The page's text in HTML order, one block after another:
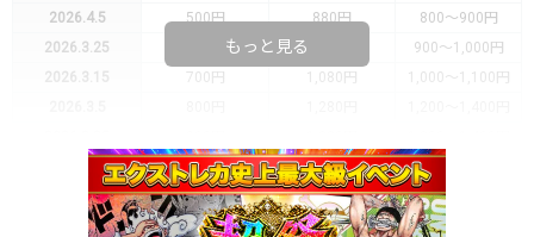
2026.4.5
500円 880円
800～900円
2026.3.25
900～1,000円
2026.3.15
700円 1,080円
1,000～1,100円
2026.2.15
900円 1,280円
1,200～1,400円
2026.2.5
800円 1,180円
1,100～1,200円
2026.1.25
700円 980円
900～1,000円
もっと見る